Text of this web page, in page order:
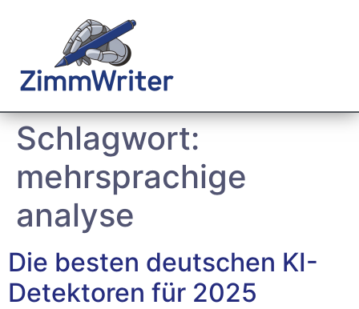
Schlagwort:
mehrsprachige
analyse
Die besten deutschen KI-
Detektoren für 2025